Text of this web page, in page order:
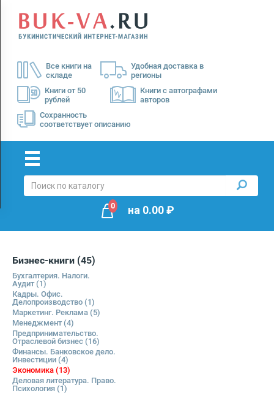
Все книги на
складе
Удобная доставка в
регионы
Книги от 50
рублей
Книги с автографами
авторов
Сохранность
соответствует описанию
Menu
Доставка
Оплата
0 на 0.00₽
Бизнес-книги (45)
Бухгалтерия. Налоги.
Аудит(1)
Кадры. Офис.
Делопроизводство (1)
Маркетинг. Реклама (5)
Менеджмент(4)
Предпринимательство.
Отраслевой бизнес (16)
Финансы. Банковское дело.
Инвестиции (4)
Экономика (13)
Деловая литература. Право.
Психология (1)